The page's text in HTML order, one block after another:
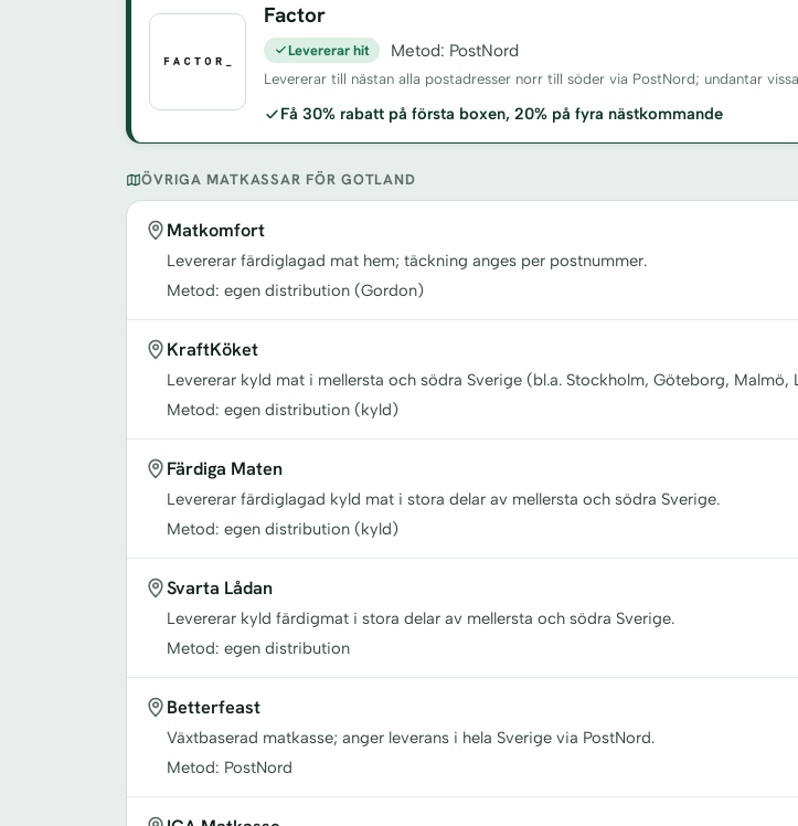
Factor
Levererar hit Metod: PostNord
Levererar till nästan alla postadresser norr till söder via PostNord; undantar
Få 30% rabatt på första boxen, 20% på fyra nästkommande
ÖVRIGA MATKASSAR FÖR GOTLAND
Matkomfort
Levererar färdiglagad mat hem; täckning anges per postnummer.
Metod: egen distribution (Gordon)
KraftKöket
Levererar kyld mat i mellersta och södra Sverige (bl.a. Stockholm, Göteborg, Malmö,
Metod: egen distribution (kyld)
Färdiga Maten
Levererar färdiglagad kyld mat i stora delar av mellersta och södra Sverige.
Metod: egen distribution (kyld)
Svarta Lådan
Levererar kyld färdigmat i stora delar av mellersta och södra Sverige.
Metod: egen distribution
Betterfeast
Växtbaserad matkasse; anger leverans i hela Sverige via PostNord.
Metod: PostNord